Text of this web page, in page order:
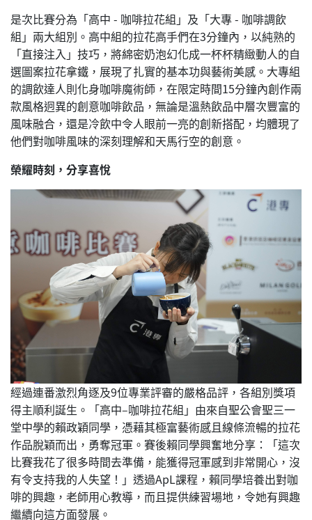
是次比賽分為「高中 - 咖啡拉花組」及「大專 - 咖啡調飲
組」兩大組別。高中組的拉花高手們在3分鐘內，以純熟的
「直接注入」技巧，將綿密奶泡幻化成一杯杯精緻動人的自
選圖案拉花拿鐵，展現了扎實的基本功與藝術美感。大專組
的調飲達人則化身咖啡魔術師，在限定時間15分鐘內創作兩
款風格迥異的創意咖啡飲品，無論是溫熱飲品中層次豐富的
風味融合，還是冷飲中令人眼前一亮的創新搭配，均體現了
他們對咖啡風味的深刻理解和天馬行空的創意。
榮耀時刻，分享喜悅
經過連番激烈角逐及9位專業評審的嚴格品評，各組別獎項
得主順利誕生。「高中–咖啡拉花組」由來自聖公會聖三一
堂中學的賴政穎同學，憑藉其極富藝術感且線條流暢的拉花
作品脫穎而出，勇奪冠軍。賽後賴同學興奮地分享：「這次
比賽我花了很多時間去準備，能獲得冠軍感到非常開心，沒
有令支持我的人失望！」透過ApL課程，賴同學培養出對咖
啡的興趣，老師用心教導，而且提供練習場地，令她有興趣
繼續向這方面發展。